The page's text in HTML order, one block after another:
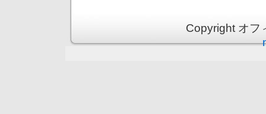
Copyright オ